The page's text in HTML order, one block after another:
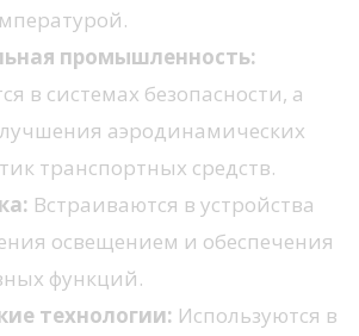
промышленность:
в системах безопасности, а
аэродинамических
транспортных средств.
Встраиваются в устройства
освещением и обеспечения
функций.
технологии: Используются в